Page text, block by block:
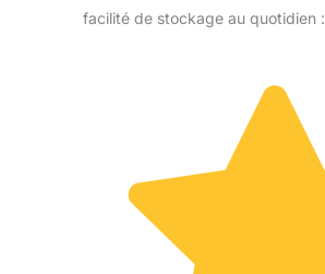
facilité de stockage au quotidien :